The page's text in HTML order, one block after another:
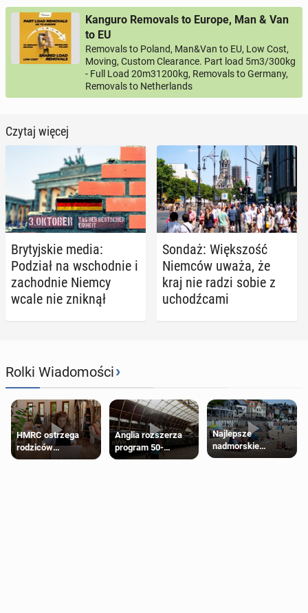
Kanguro Removals to Europe, Man & Van
to EU
Removals to Poland, Man&Van to EU, Low Cost,
Moving, Custom Clearance. Part load 5m3/300kg
- Full Load 20m31200kg, Removals to Germany,
Removals to Netherlands
Czytaj więcej
Bry­tyj­skie media:
Podział na wschod­nie i
za­chod­nie Niemcy
wcale nie zniknął
Sondaż: Więk­szość
Niemców uważa, że
kraj nie radzi sobie z
uchodź­ca­mi
Rolki Wiadomości›
HMRC ostrzega
rodziców
pobierających Child
Anglia rozszerza
program 50-
procentowych
Najlepsze
nadmorskie
miasteczko blisko